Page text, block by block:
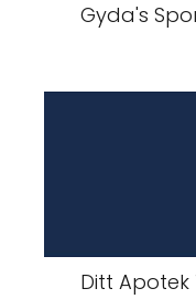
Gyda's
Ditt Apotek